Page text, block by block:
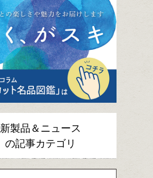
新製品＆ニュース
の記事カテゴリ